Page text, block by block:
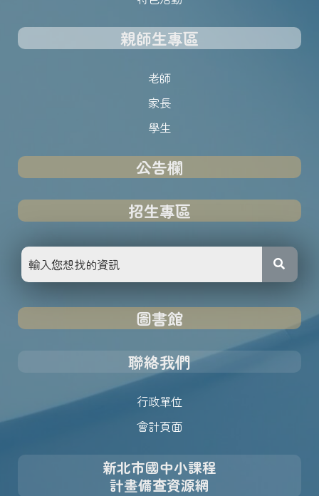
親師生專區
老師
家長
學生
公告欄
招生專區
圖書館
聯絡我們
行政單位
會計頁面
新北市國中小課程
計畫備查資源網